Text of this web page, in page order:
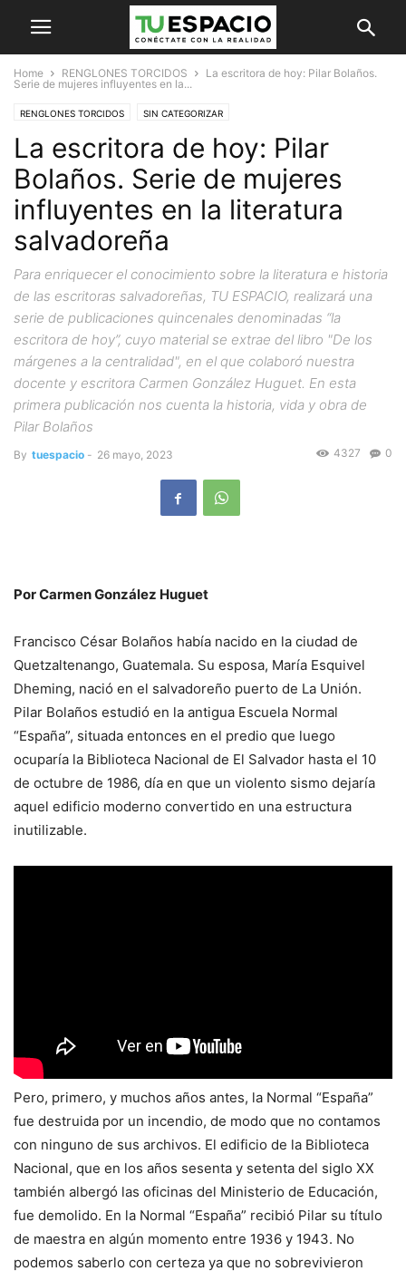
Home RENGLONES TORCIDOS
La escritora de hoy: Pilar Bolaños.
Serie de mujeres influyentes en la...
RENGLONES TORCIDOS SIN CATEGORIZAR
La escritora de hoy: Pilar
Bolaños. Serie de mujeres
influyentes en la literatura
salvadoreña
Para enriquecer el conocimiento sobre la literatura e historia
de las escritoras salvadoreñas, TU ESPACIO, realizará una
serie de publicaciones quincenales denominadas “la
escritora de hoy”, cuyo material se extrae del libro "De los
márgenes a la centralidad", en el que colaboró nuestra
docente y escritora Carmen González Huguet. En esta
primera publicación nos cuenta la historia, vida y obra de
Pilar Bolaños
By tuespacio - 26 mayo, 2023 0
4327
Por Carmen González Huguet
Francisco César Bolaños había nacido en la ciudad de
Quetzaltenango, Guatemala. Su esposa, María Esquivel
Dheming, nació en el salvadoreño puerto de La Unión.
Pilar Bolaños estudió en la antigua Escuela Normal
“España”, situada entonces en el predio que luego
ocuparía la Biblioteca Nacional de El Salvador hasta el 10
de octubre de 1986, día en que un violento sismo dejaría
aquel edificio moderno convertido en una estructura
inutilizable.
Pero, primero, y muchos años antes, la Normal “España”
fue destruida por un incendio, de modo que no contamos
con ninguno de sus archivos. El edificio de la Biblioteca
Nacional, que en los años sesenta y setenta del siglo XX
también albergó las oficinas del Ministerio de Educación,
fue demolido. En la Normal “España” recibió Pilar su título
de maestra en algún momento entre 1936 y 1943. No
podemos saberlo con certeza ya que no sobrevivieron